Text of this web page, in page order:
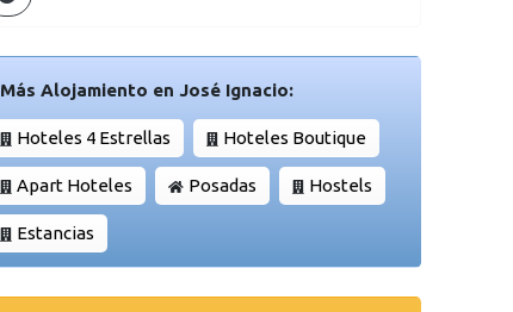
Más Alojamiento en José Ignacio:
Hoteles 4 Estrellas Hoteles Boutique
Apart Hoteles Posadas Hostels
Estancias